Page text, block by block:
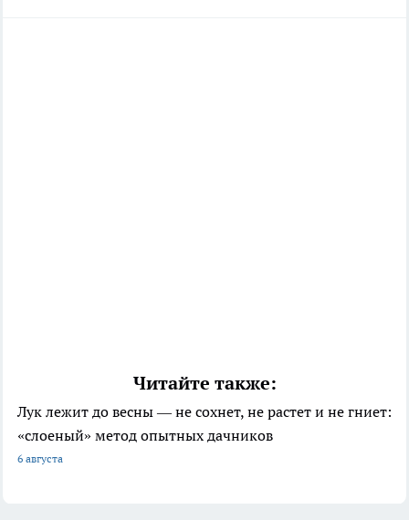
Читайте также:
Лук лежит до весны — не сохнет, не растет и не гниет:
«слоеный» метод опытных дачников
6 августа